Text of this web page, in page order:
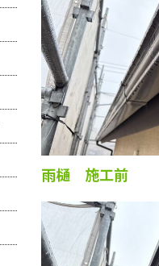
雨樋 施工前